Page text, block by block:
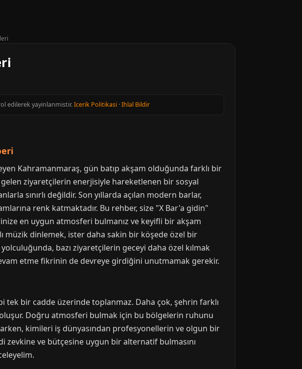
edilerek yayinlanmistir.Icerik Politikasi ·Ihlal Bildir
Kahramanmaraş, gün batıp akşam olduğunda farklı bir
ziyaretçilerin enerjisiyle hareketlenen bir sosyal
sınırlı değildir. Son yıllarda açılan modern barlar,
renk katmaktadır. Bu rehber, size "X Bar'a gidin"
en uygun atmosferi bulmanız ve keyifli bir akşam
müzik dinlemek, ister daha sakin bir köşede özel bir
bazı ziyaretçilerin geceyi daha özel kılmak
etme fikrinin de devreye girdiğini unutmamak gerekir.
bir cadde üzerinde toplanmaz. Daha çok, şehrin farklı
Doğru atmosferi bulmak için bu bölgelerin ruhunu
kimileri iş dünyasından profesyonellerin ve olgun bir
ve bütçesine uygun bir alternatif bulmasını